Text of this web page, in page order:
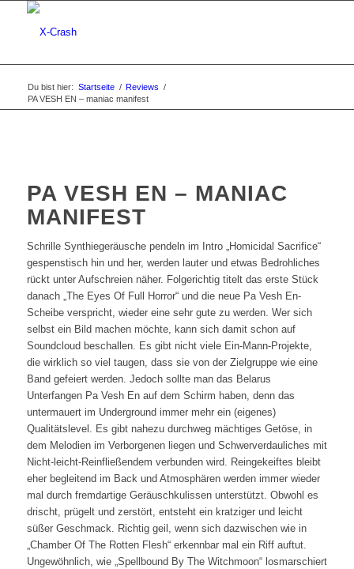
Du bist hier: Startseite / Reviews /
PA VESH EN – maniac manifest
PA VESH EN – MANIAC
MANIFEST
Schrille Synthiegeräusche pendeln im Intro „Homicidal Sacrifice“
gespenstisch hin und her, werden lauter und etwas Bedrohliches
rückt unter Aufschreien näher. Folgerichtig titelt das erste Stück
danach „The Eyes Of Full Horror“ und die neue Pa Vesh En-
Scheibe verspricht, wieder eine sehr gute zu werden. Wer sich
selbst ein Bild machen möchte, kann sich damit schon auf
Soundcloud beschallen. Es gibt nicht viele Ein-Mann-Projekte,
die wirklich so viel taugen, dass sie von der Zielgruppe wie eine
Band gefeiert werden. Jedoch sollte man das Belarus
Unterfangen Pa Vesh En auf dem Schirm haben, denn das
untermauert im Underground immer mehr ein (eigenes)
Qualitätslevel. Es gibt nahezu durchweg mächtiges Getöse, in
dem Melodien im Verborgenen liegen und Schwerverdauliches mit
Nicht-leicht-Reinfließendem verbunden wird. Reingekeiftes bleibt
eher begleitend im Back und Atmosphären werden immer wieder
mal durch fremdartige Geräuschkulissen unterstützt. Obwohl es
drischt, prügelt und zerstört, entsteht ein kratziger und leicht
süßer Geschmack. Richtig geil, wenn sich dazwischen wie in
„Chamber Of The Rotten Flesh“ erkennbar mal ein Riff auftut.
Ungewöhnlich, wie „Spellbound By The Witchmoon“ losmarschiert